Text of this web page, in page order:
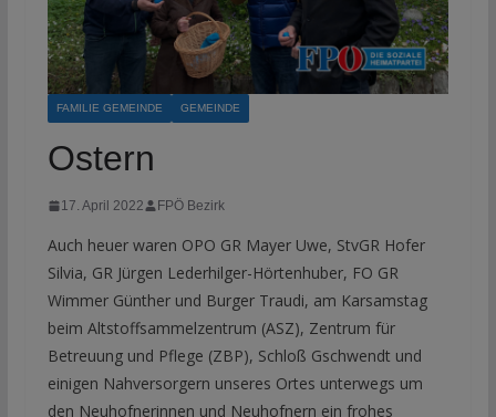
FAMILIE GEMEINDE GEMEINDE
Ostern
17. April 2022 FPÖ Bezirk
Auch heuer waren OPO GR Mayer Uwe, StvGR Hofer
Silvia, GR Jürgen Lederhilger-Hörtenhuber, FO GR
Wimmer Günther und Burger Traudi, am Karsamstag
beim Altstoffsammelzentrum (ASZ), Zentrum für
Betreuung und Pflege (ZBP), Schloß Gschwendt und
einigen Nahversorgern unseres Ortes unterwegs um
den Neuhofnerinnen und Neuhofnern ein frohes